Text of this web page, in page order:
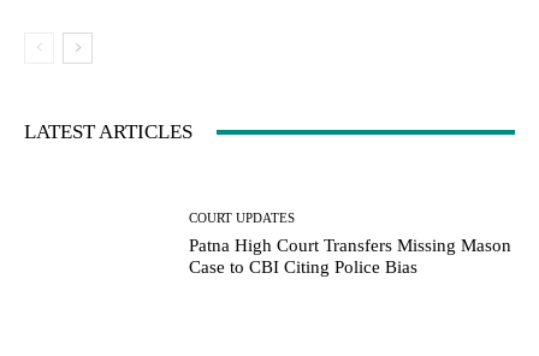
LATEST ARTICLES
COURT UPDATES
Patna High Court Transfers Missing Mason
Case to CBI Citing Police Bias